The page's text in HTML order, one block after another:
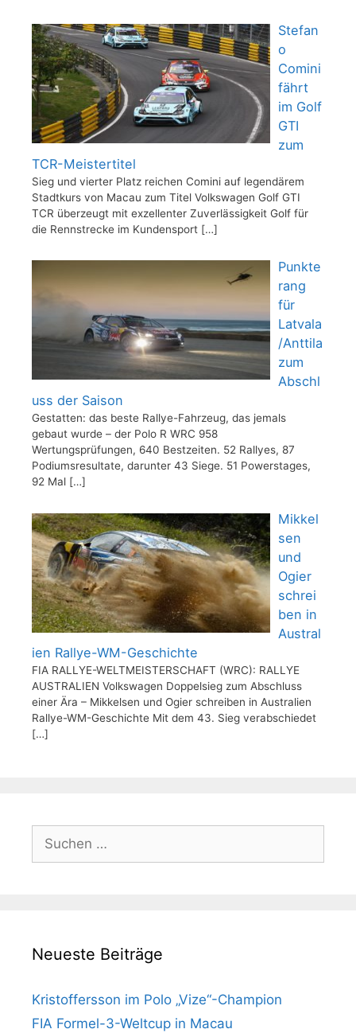
Stefan
o
Comini
fährt
im Golf
GTI
zum
TCR-Meistertitel
Sieg und vierter Platz reichen Comini auf legendärem
Stadtkurs von Macau zum Titel Volkswagen Golf GTI
TCR überzeugt mit exzellenter Zuverlässigkeit Golf für
die Rennstrecke im Kundensport […]
Punkte
rang
für
Latvala
/Anttila
zum
Abschl
uss der Saison
Gestatten: das beste Rallye-Fahrzeug, das jemals
gebaut wurde – der Polo R WRC 958
Wertungsprüfungen, 640 Bestzeiten. 52 Rallyes, 87
Podiumsresultate, darunter 43 Siege. 51 Powerstages,
92 Mal […]
Mikkel
sen
und
Ogier
schrei
ben in
Austral
ien Rallye-WM-Geschichte
FIA RALLYE-WELTMEISTERSCHAFT (WRC): RALLYE
AUSTRALIEN Volkswagen Doppelsieg zum Abschluss
einer Ära – Mikkelsen und Ogier schreiben in Australien
Rallye-WM-Geschichte Mit dem 43. Sieg verabschiedet
[…]
Suchen
nach:
Neueste Beiträge
Kristoffersson im Polo „Vize“-Champion
FIA Formel-3-Weltcup in Macau